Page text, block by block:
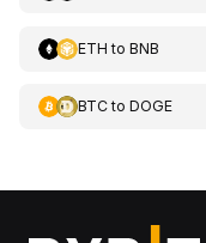
ETH to BNB
BTCto DOGE